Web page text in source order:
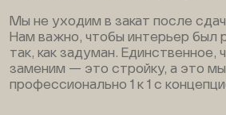
Мы не уходим в закат после
Нам важно, чтобы интерьер был
так, как задуман. Единственное,
заменим — это стройку, а это
профессионально 1 к 1 с